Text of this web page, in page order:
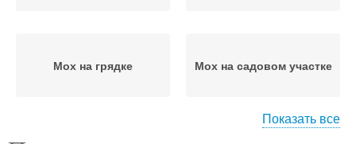
Мох на грядке Мох на садовом участке
Показать все